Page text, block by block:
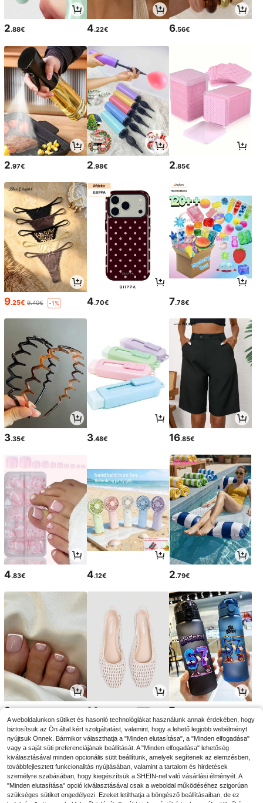
2.88€ 4.22€ 6.56€
2.97€ 2.98€ 2.85€
9.25€ 9.40€ -1% 4.70€ 7.78€
3.35€ 3.48€ 16.85€
4.83€ 4.12€ 2.79€
3 14 7
A weboldalunkon sütiket és hasonló technológiákat használunk annak érdekében, hogy
biztosítsuk az Ön által kért szolgáltatást, valamint, hogy a lehető legjobb webélményt
nyújtsuk Önnek. Bármikor választhatja a "Minden elutasítása", a "Minden elfogadása"
vagy a saját süti preferenciájának beállítását. A "Minden elfogadása" lehetőség
kiválasztásával minden opcionális sütit beállítunk, amelyek segítenek az elemzésben,
továbbfejlesztett funkcionalitás nyújtásában, valamint a tartalom és hirdetések
személyre szabásában, hogy kiegészítsük a SHEIN-nel való vásárlási élményét. A
"Minden elutasítása" opció kiválasztásával csak a weboldal működéséhez szigorúan
szükséges sütiket engedélyezi. Ezeket letilthatja a böngésző beállításaiban, de ez